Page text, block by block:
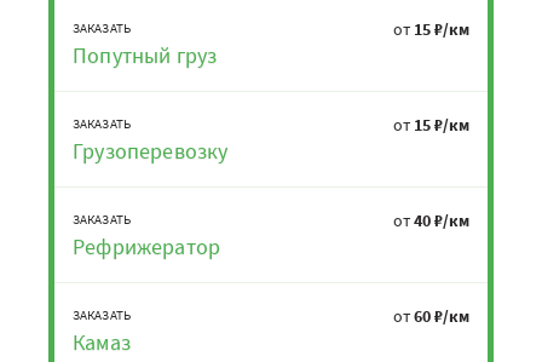
ЗАКАЗАТЬ
Попутный груз
от 15 ₽/км
ЗАКАЗАТЬ
Грузоперевозку
от 15 ₽/км
ЗАКАЗАТЬ
Рефрижератор
от40 ₽/км
ЗАКАЗАТЬ
Камаз
от60 ₽/км